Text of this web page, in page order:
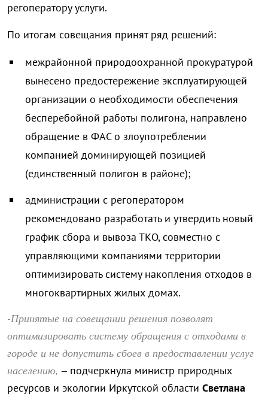
регоператору услуги.
По итогам совещания принят ряд решений:
межрайонной природоохранной прокуратурой
вынесено предостережение эксплуатирующей
организации о необходимости обеспечения
бесперебойной работы полигона, направлено
обращение в ФАС о злоупотреблении
компанией доминирующей позицией
(единственный полигон в районе);
администрации с регоператором
рекомендовано разработать и утвердить новый
график сбора и вывоза ТКО, совместно с
управляющими компаниями территории
оптимизировать систему накопления отходов в
многоквартирных жилых домах.
-Принятые на совещании решения позволят
оптимизировать систему обращения с отходами в
городе и не допустить сбоев в предоставлении услуг
населению, – подчеркнула министр природных
ресурсов и экологии Иркутской области Светлана